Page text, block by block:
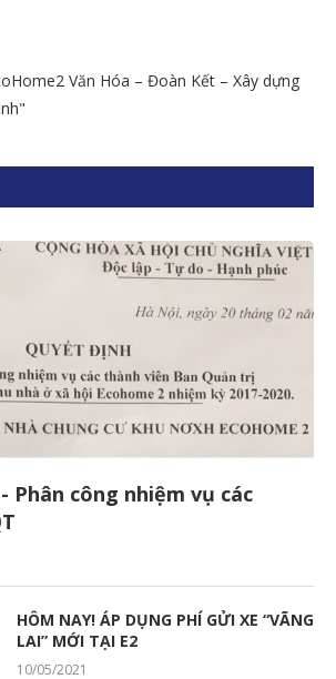
Văn Hóa – Đoàn Kết – Xây dựng
Phân công nhiệm vụ các
HÔM NAY! ÁP DỤNG PHÍ GỬI XE “VÃNG
LAI” MỚI TẠI E2
10/05/2021